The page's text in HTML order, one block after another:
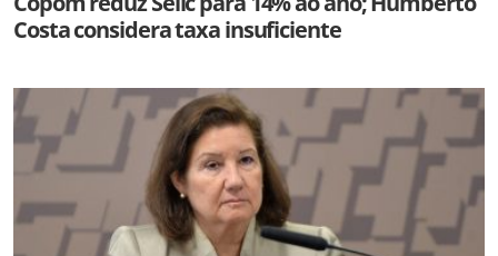
Costa considera taxa insuficiente